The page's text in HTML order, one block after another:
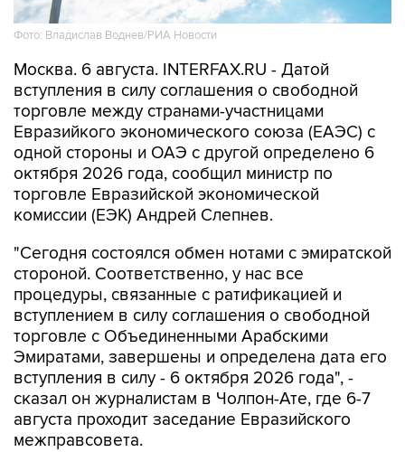
Фото: Владислав Воднев/РИА Новости
Москва. 6 августа. INTERFAX.RU - Датой
вступления в силу соглашения о свободной
торговле между странами-участницами
Евразийкого экономического союза (ЕАЭС) с
одной стороны и ОАЭ с другой определено 6
октября 2026 года, сообщил министр по
торговле Евразийской экономической
комиссии (ЕЭК) Андрей Слепнев.
"Сегодня состоялся обмен нотами с эмиратской
стороной. Соответственно, у нас все
процедуры, связанные с ратификацией и
вступлением в силу соглашения о свободной
торговле с Объединенными Арабскими
Эмиратами, завершены и определена дата его
вступления в силу - 6 октября 2026 года", -
сказал он журналистам в Чолпон-Ате, где 6-7
августа проходит заседание Евразийского
межправсовета.